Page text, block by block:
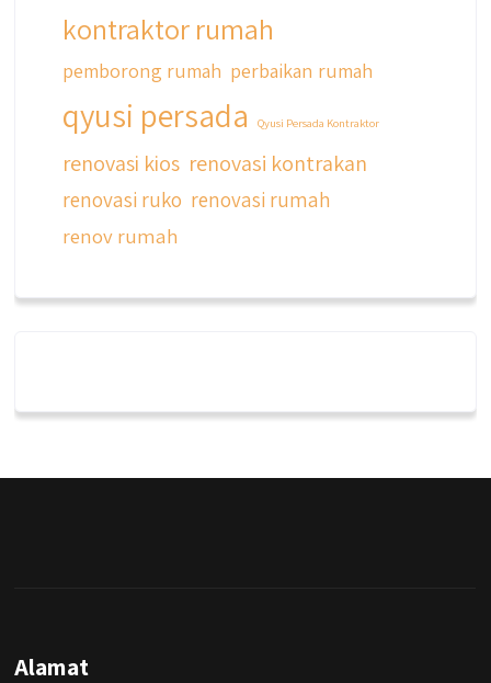
kontraktor rumah
pemborong rumah perbaikan rumah
qyusi persada Qyusi Persada Kontraktor
renovasi kios renovasi kontrakan
renovasi ruko renovasi rumah
renov rumah
Alamat